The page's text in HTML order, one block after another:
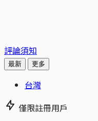
評論須知
最新 更多
台灣
僅限註冊用戶